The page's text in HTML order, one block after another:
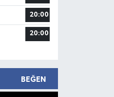
20:00
20:00
BEĞEN